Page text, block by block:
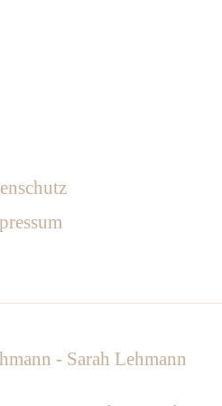
o
- Sarah Lehmann